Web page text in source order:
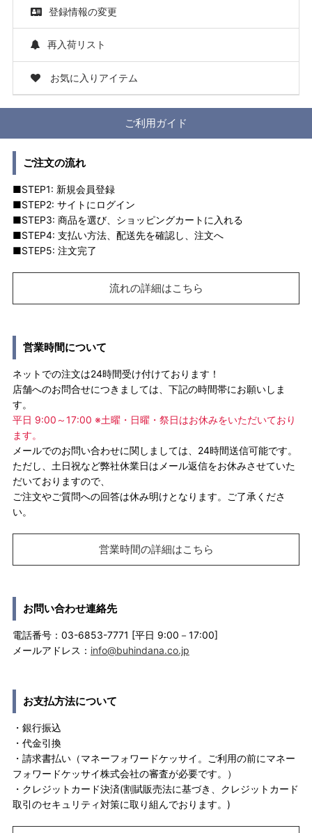
登録情報の変更
再入荷リスト
お気に入りアイテム
ご利用ガイド
ご注文の流れ
■STEP1: 新規会員登録
■STEP2: サイトにログイン
■STEP3: 商品を選び、ショッピングカートに入れる
■STEP4: 支払い方法、配送先を確認し、注文へ
■STEP5: 注文完了
流れの詳細はこちら
営業時間について
ネットでの注文は24時間受け付けております！
店舗へのお問合せにつきましては、下記の時間帯にお願いしま
す。
平日 9:00～17:00 ※土曜・日曜・祭日はお休みをいただいており
ます。
メールでのお問い合わせに関しましては、24時間送信可能です。
ただし、土日祝など弊社休業日はメール返信をお休みさせていた
だいておりますので、
ご注文やご質問への回答は休み明けとなります。ご了承くださ
い。
営業時間の詳細はこちら
お問い合わせ連絡先
電話番号：03-6853-7771 [平日 9:00－17:00]
メールアドレス： info@buhindana.co.jp
お支払方法について
・銀行振込
・代金引換
・請求書払い（マネーフォワードケッサイ。ご利用の前にマネー
フォワードケッサイ株式会社の審査が必要です。）
・クレジットカード決済(割賦販売法に基づき、クレジットカード
取引のセキュリティ対策に取り組んでおります。)